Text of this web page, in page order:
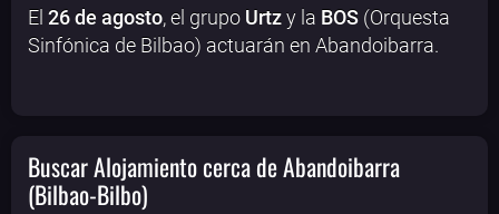
El 26 de agosto, el grupo Urtzy la BOS (Orquesta
Sinfónica de Bilbao) actuarán en Abandoibarra.
Buscar Alojamiento cerca de Abandoibarra
(Bilbao-Bilbo)